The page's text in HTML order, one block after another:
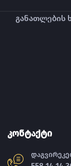
განათლების
კონტაქტი